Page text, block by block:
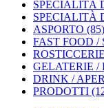
SPECIALITÀ
SPECIALITÀ
ASPORTO (85)
FAST FOOD /
GELATERIE /
DRINK /
PRODOTTI